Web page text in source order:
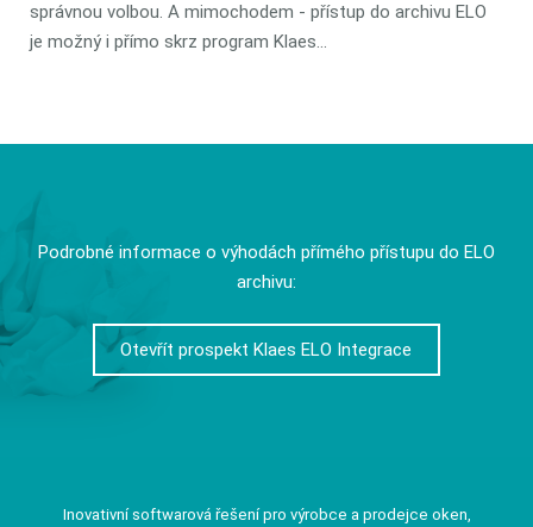
správnou volbou. A mimochodem - přístup do archivu ELO
je možný i přímo skrz program Klaes…
Podrobné informace o výhodách přímého přístupu do ELO
archivu:
Otevřít prospekt Klaes ELO Integrace
Inovativní softwarová řešení pro výrobce a prodejce oken,